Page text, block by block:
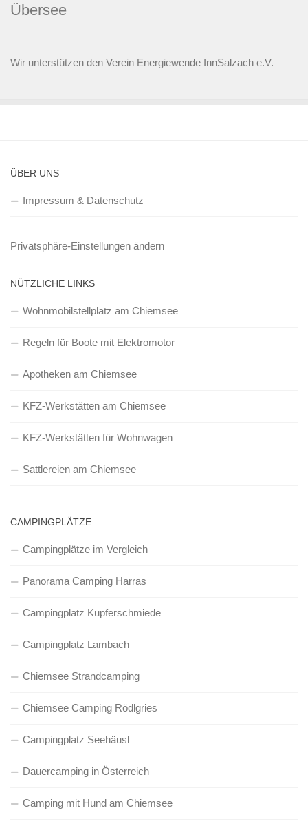
Übersee
Wir unterstützen den Verein Energiewende InnSalzach e.V.
ÜBER UNS
Impressum & Datenschutz
Privatsphäre-Einstellungen ändern
NÜTZLICHE LINKS
Wohnmobilstellplatz am Chiemsee
Regeln für Boote mit Elektromotor
Apotheken am Chiemsee
KFZ-Werkstätten am Chiemsee
KFZ-Werkstätten für Wohnwagen
Sattlereien am Chiemsee
CAMPINGPLÄTZE
Campingplätze im Vergleich
Panorama Camping Harras
Campingplatz Kupferschmiede
Campingplatz Lambach
Chiemsee Strandcamping
Chiemsee Camping Rödlgries
Campingplatz Seehäusl
Dauercamping in Österreich
Camping mit Hund am Chiemsee